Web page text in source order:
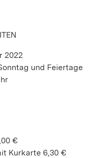
2022
und Feiertage
€
Kurkarte 6,30 €